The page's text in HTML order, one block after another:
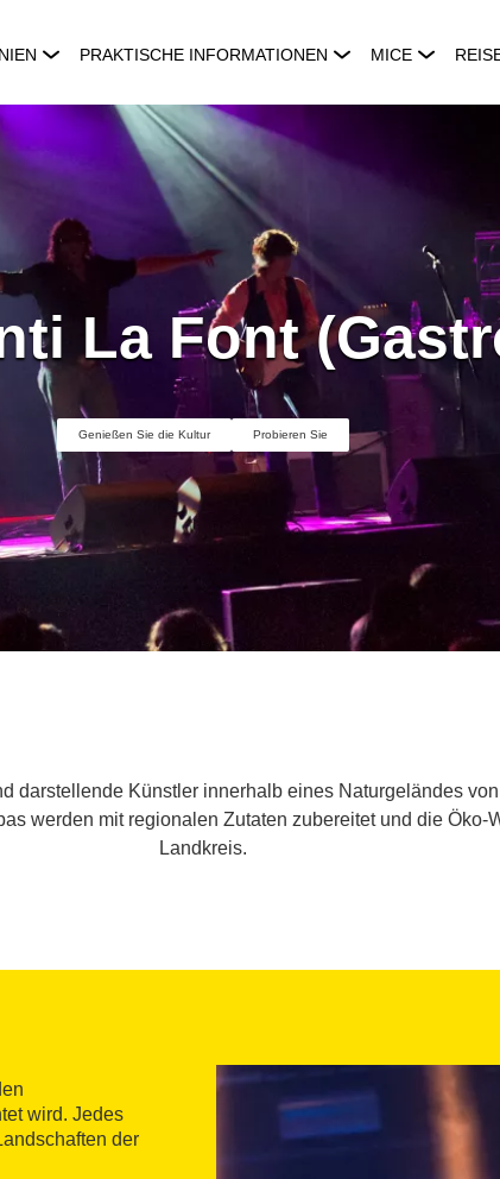
PRAKTISCHE INFORMATIONEN MICE
La Font
Genießen Sie die Kultur Probieren Sie
darstellende Künstler innerhalb eines Naturgeländes
werden mit regionalen Zutaten zubereitet und die
Landkreis.
wird. Jedes
der